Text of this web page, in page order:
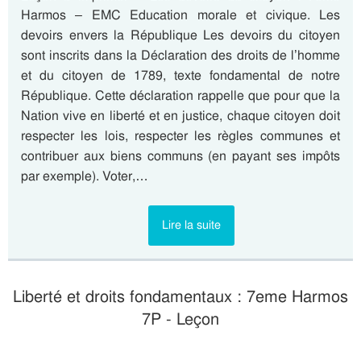
Harmos – EMC Education morale et civique. Les
devoirs envers la République Les devoirs du citoyen
sont inscrits dans la Déclaration des droits de l’homme
et du citoyen de 1789, texte fondamental de notre
République. Cette déclaration rappelle que pour que la
Nation vive en liberté et en justice, chaque citoyen doit
respecter les lois, respecter les règles communes et
contribuer aux biens communs (en payant ses impôts
par exemple). Voter,…
Lire la suite
Liberté et droits fondamentaux : 7eme Harmos
7P - Leçon